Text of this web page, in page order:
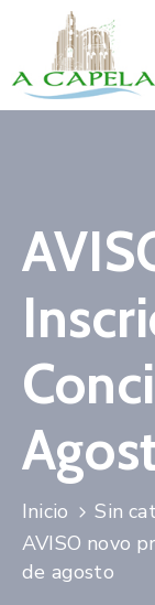
Inicio
Servizos
Turismo
Directorio
Trámites
Novas
Inicio
Sin
AVISO novo
de agosto